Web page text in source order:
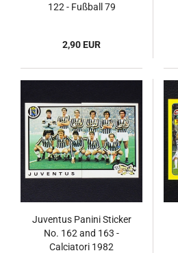
122 - Fußball 79
2,90 EUR
Juventus Panini Sticker
No. 162 and 163 -
Calciatori 1982